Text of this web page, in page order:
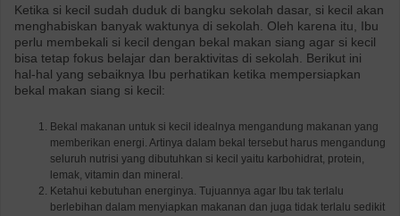
Ketika si kecil sudah duduk di bangku sekolah dasar, si kecil akan
menghabiskan banyak waktunya di sekolah. Oleh karena itu, Ibu
perlu membekali si kecil dengan bekal makan siang agar si kecil
bisa tetap fokus belajar dan beraktivitas di sekolah. Berikut ini
hal-hal yang sebaiknya Ibu perhatikan ketika mempersiapkan
bekal makan siang si kecil:
Bekal makanan untuk si kecil idealnya mengandung makanan yang
memberikan energi. Artinya dalam bekal tersebut harus mengandung
seluruh nutrisi yang dibutuhkan si kecil yaitu karbohidrat, protein,
lemak, vitamin dan mineral.
Ketahui kebutuhan energinya. Tujuannya agar Ibu tak terlalu
berlebihan dalam menyiapkan makanan dan juga tidak terlalu sedikit